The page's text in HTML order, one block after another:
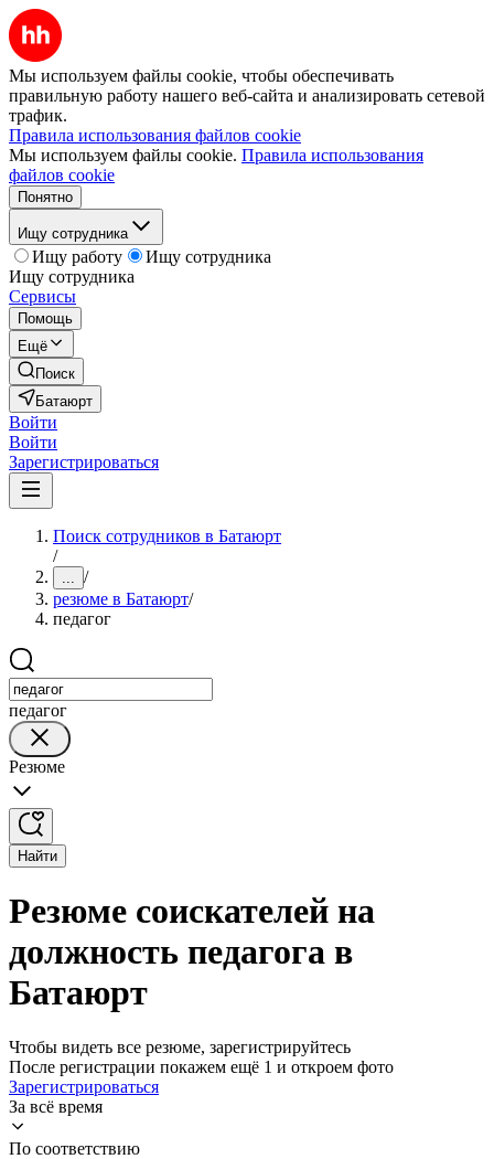
Мы используем файлы cookie, чтобы обеспечивать
правильную работу нашего веб-сайта и анализировать сетевой
трафик.
Правила использования файлов cookie
Мы используем файлы cookie. Правила использования
файлов cookie
Понятно
Ищу сотрудника
Ищу работу
Ищу сотрудника
Ищу сотрудника
Сервисы
Помощь
Ещё
Поиск
Батаюрт
Войти
Войти
Зарегистрироваться
Поиск сотрудников в Батаюрт
/
... /
резюме в Батаюрт/
педагог
педагог
Резюме
Найти
Резюме соискателей на
должность педагога в
Батаюрт
Чтобы видеть все резюме, зарегистрируйтесь
После регистрации покажем ещё 1 и откроем фото
Зарегистрироваться
За всё время
По соответствию